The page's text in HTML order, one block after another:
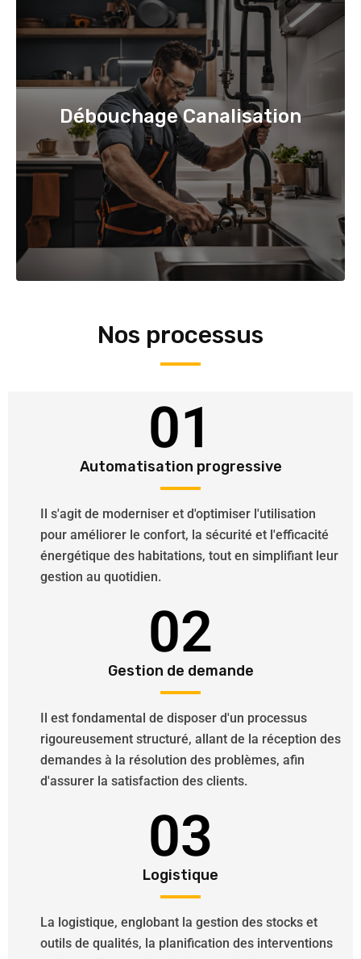
Débouchage Canalisation
Nos processus
01
Automatisation progressive
Il s'agit de moderniser et d'optimiser l'utilisation
pour améliorer le confort, la sécurité et l'efficacité
énergétique des habitations, tout en simplifiant leur
gestion au quotidien.
02
Gestion de demande
Il est fondamental de disposer d'un processus
rigoureusement structuré, allant de la réception des
demandes à la résolution des problèmes, afin
d'assurer la satisfaction des clients.
03
Logistique
La logistique, englobant la gestion des stocks et
outils de qualités, la planification des interventions